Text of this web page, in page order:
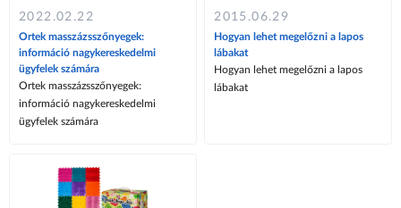
2022.02.22
Ortek masszázsszőnyegek:
információ nagykereskedelmi
ügyfelek számára
Ortek masszázsszőnyegek:
információ nagykereskedelmi
ügyfelek számára
2015.06.29
Hogyan lehet megelőzni a lapos
lábakat
Hogyan lehet megelőzni a lapos
lábakat